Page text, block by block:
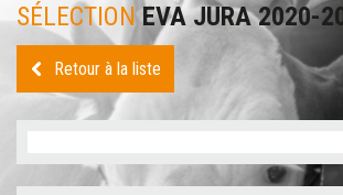
SÉLECTIONEVA JURA 2020-
Retour à la liste